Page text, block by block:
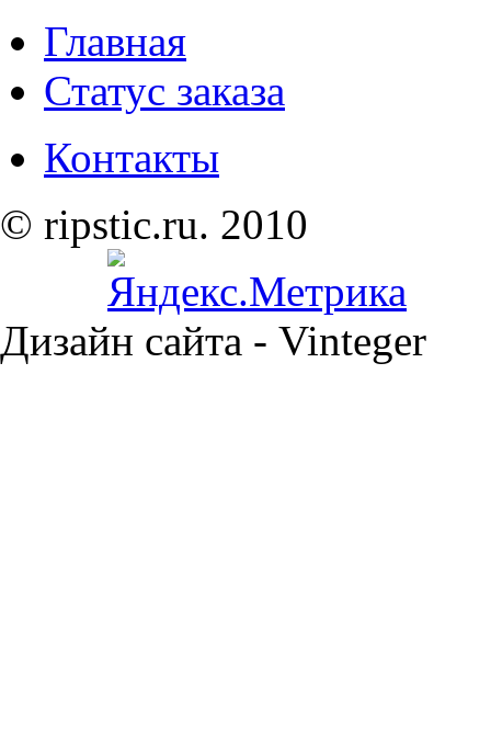
Главная
Статус заказа
Контакты
© ripstic.ru. 2010
Дизайн сайта - Vinteger